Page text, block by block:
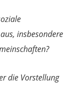
insbesondere
die Vorstellung